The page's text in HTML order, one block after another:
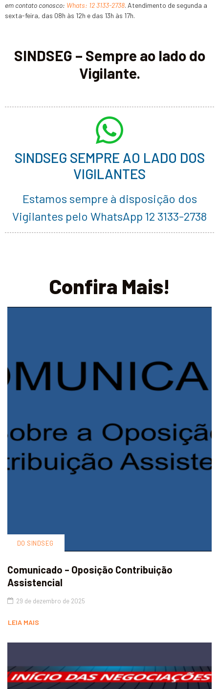
em contato conosco: Whats: 12 3133-2738. Atendimento de segunda a
sexta-feira, das 08h às 12h e das 13h às 17h.
SINDSEG – Sempre ao lado do
Vigilante.
SINDSEG SEMPRE AO LADO DOS
VIGILANTES
Estamos sempre à disposição dos
Vigilantes pelo WhatsApp 12 3133-2738
Confira Mais!
DO SINDSEG
Comunicado – Oposição Contribuição
Assistencial
29 de dezembro de 2025
LEIA MAIS